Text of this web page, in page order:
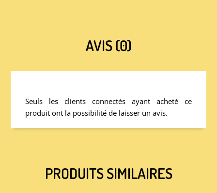
AVIS (0)
Seuls les clients connectés ayant acheté ce
produit ont la possibilité de laisser un avis.
PRODUITS SIMILAIRES